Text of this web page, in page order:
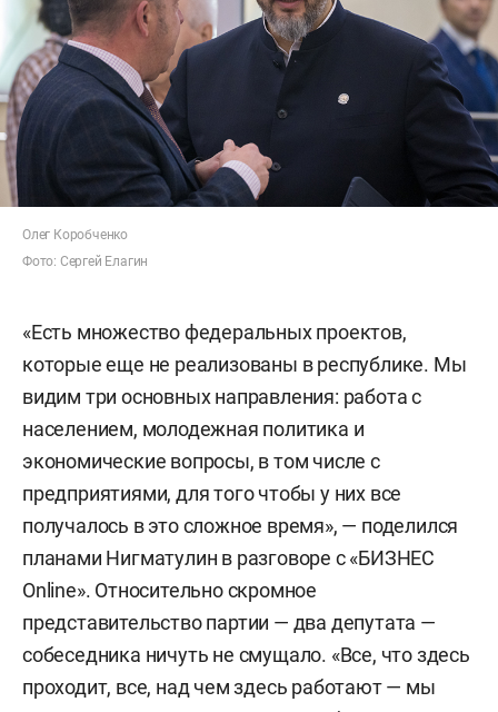
Олег Коробченко
Фото: Сергей Елагин
«Есть множество федеральных проектов,
которые еще не реализованы в республике. Мы
видим три основных направления: работа с
населением, молодежная политика и
экономические вопросы, в том числе с
предприятиями, для того чтобы у них все
получалось в это сложное время», — поделился
планами Нигматулин в разговоре с «БИЗНЕС
Online». Относительно скромное
представительство партии — два депутата —
собеседника ничуть не смущало. «Все, что здесь
проходит, все, над чем здесь работают — мы